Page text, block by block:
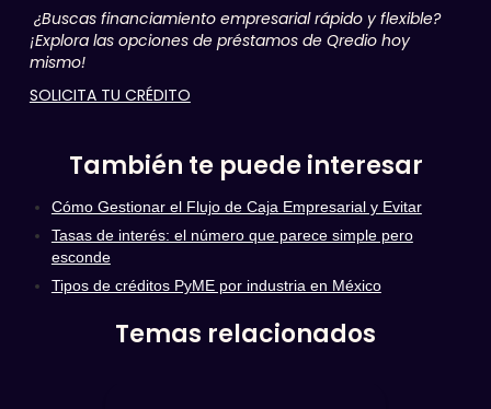
¿Buscas financiamiento empresarial rápido y flexible?
¡Explora las opciones de préstamos de Qredio hoy
mismo!
SOLICITA TU CRÉDITO
También te puede interesar
Cómo Gestionar el Flujo de Caja Empresarial y Evitar
Tasas de interés: el número que parece simple pero
esconde
Tipos de créditos PyME por industria en México
Temas relacionados